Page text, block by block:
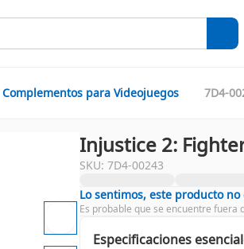
Complementos para Videojuegos 7D4-
Injustice 2:
SKU: 7D4-00243
Lo sentimos, este producto
Es probable que se encuentre fuera
Especificaciones